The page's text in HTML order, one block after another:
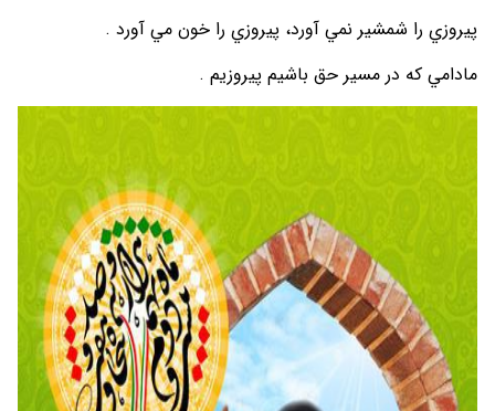
پيروزي را شمشير نمي آورد، پيروزي را خون مي آورد .
مادامي كه در مسير حق باشيم پيروزيم .